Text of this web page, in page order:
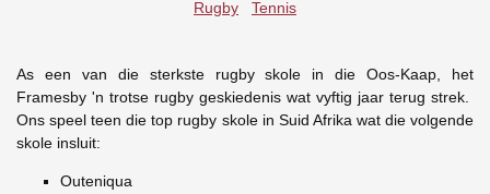
Rugby
Tennis
As een van die sterkste rugby skole in die Oos-Kaap, het
Framesby 'n trotse rugby geskiedenis wat vyftig jaar terug strek.
Ons speel teen die top rugby skole in Suid Afrika wat die volgende
skole insluit:
Outeniqua